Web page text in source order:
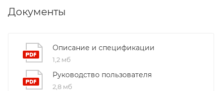
Документы
Описание и спецификации
1,2 мб
Руководство пользователя
2,8 мб